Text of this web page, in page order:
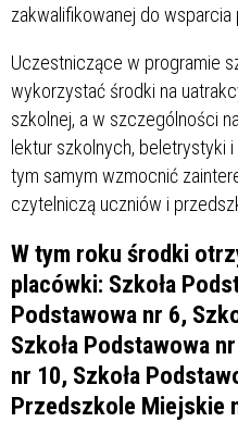
zakwalifikowanej do wsparcia
Uczestniczące w programie
wykorzystać środki na
szkolnej, a w szczególności
lektur szkolnych, beletrystyki
tym samym wzmocnić
czytelniczą uczniów i
W tym roku środki
placówki: Szkoła
Podstawowa nr 6,
Szkoła Podstawowa
nr 10, Szkoła
Przedszkole Miejskie